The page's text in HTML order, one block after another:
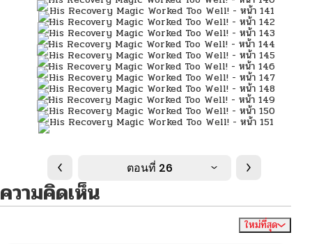
ตอนที่ 26
ความคิดเห็น
ใหม่ที่สุด